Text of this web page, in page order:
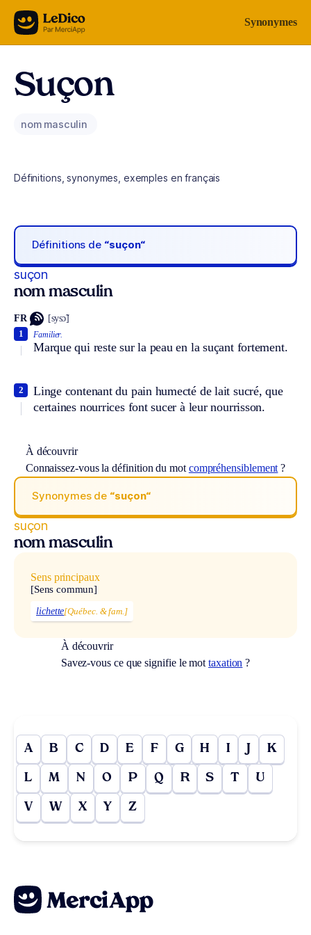
Aller au contenu Synonymes
Suçon
nom masculin
Définitions, synonymes, exemples en français
Définitions de “suçon“
suçon
nom masculin
FR [sysɔ̃]
Familier.
Marque qui reste sur la peau en la suçant fortement.
1
Linge contenant du pain humecté de lait sucré, que
certaines nourrices font sucer à leur nourrisson.
2
À découvrir
Connaissez-vous la définition du mot compréhensiblement ?
Synonymes de “suçon“
suçon
nom masculin
Sens principaux
[Sens commun]
lichette[Québec. & fam.]
À découvrir
Savez-vous ce que signifie le mottaxation ?
A B C D E F G H I J K
L M N O P Q R S T U
V W X Y Z